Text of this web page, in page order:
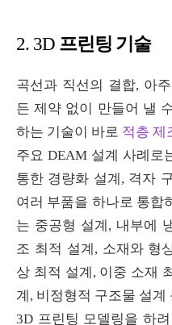
2. 3D 프린팅 기술
곡선과 직선의 결합, 아
든 제약 없이 만들어 낼
하는 기술이 바로 적층 제
주요DEAM 설계 사례로
통한 경량화 설계 , 격자
여러 부품을 하나로 통합
는 중공형 설계 , 내부에
조 최적 설계 , 소재와 형
상 최적 설계 , 이중 소재
계 , 비정형적 구조물 설계
3D 프린팅 모델링을 하려